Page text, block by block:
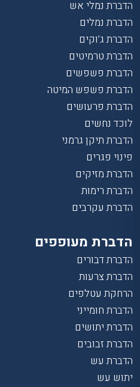
הדברת נמלי אש
הדברת נמלים
הדברת ג’וקים
הדברת טרמיטים
הדברת פשפשים
הדברת פשפש המיטה
הדברת פרעושים
לוכד נחשים
הדברת תיקן גרמני
פינוי פגרים
הדברת מזיקים
הדברת רימות
הדברת עקרבים
הדברת מעופפים
הדברת דבורים
הדברת צרעות
הרחקת עטלפים
הדברת חומייני
הדברת יתושים
הדברת זבובים
הדברת עש
יתוש עש